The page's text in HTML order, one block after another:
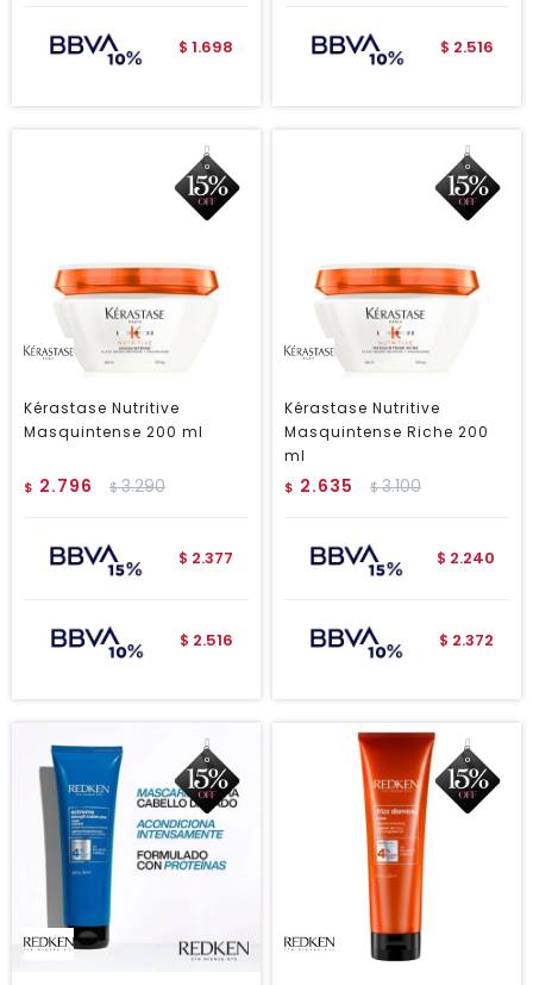
$ 1.698 $ 2.516
Kérastase Nutritive
Masquintense 200 ml
$ 2.796 $3.290
$ 2.377
$ 2.516
Kérastase Nutritive
Masquintense Riche 200
ml
$ 2.635 $3.100
$ 2.240
$ 2.372